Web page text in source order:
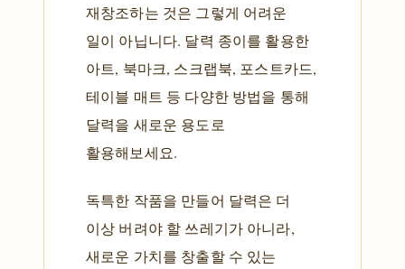
재창조하는 것은 그렇게 어려운
일이 아닙니다. 달력 종이를 활용한
아트, 북마크, 스크랩북, 포스트카드,
테이블 매트 등 다양한 방법을 통해
달력을 새로운 용도로
활용해보세요.
독특한 작품을 만들어 달력은 더
이상 버려야 할 쓰레기가 아니라,
새로운 가치를 창출할 수 있는